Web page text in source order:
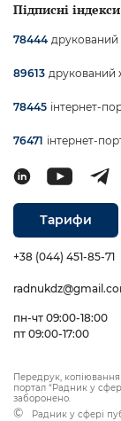
Підписні індекси
78444 друкований
89613 друкований
78445 інтернет-
76471 інтернет-
Тарифи
+38 (044) 451-85-71
пн-чт 09:00-18:00
пт 09:00-17:00
Передрук, копіювання
портал “Радник у
заборонено.
Радник у сфері